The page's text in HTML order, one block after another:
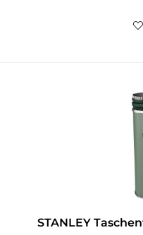
STANLEY